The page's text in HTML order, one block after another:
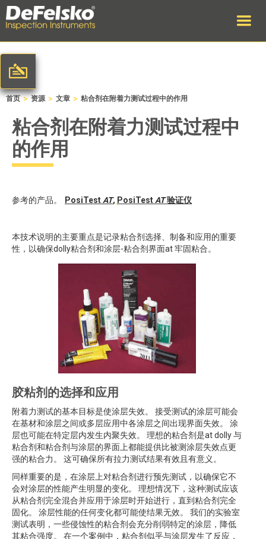
首页 > 资源 > 文章 > 粘合剂在附着力测试过程中的作用
粘合剂在附着力测试过程中
的作用
参考的产品。 PosiTest AT, PosiTest AT验证仪
本技术说明的主要重点是记录粘合剂选择、制备和应用的重要
性，以确保dolly粘合剂和涂层-粘合剂界面at 牢固粘合。
胶粘剂的选择和应用
附着力测试的基本目标是使涂层失效。 接受测试的涂层可能会
在基材和涂层之间或多层应用中各涂层之间出现界面失效。 涂
层也可能在特定层内发生内聚失效。 理想的粘合剂是at dolly 与
粘合剂和粘合剂与涂层的界面上都能提供比被测涂层失效点更
强的粘合力。 这可确保所有拉力测试结果有效且有意义。
同样重要的是，在涂层上对粘合剂进行预先测试，以确保它不
会对涂层的性能产生明显的变化。 理想情况下，这种测试应该
从粘合剂完全混合并应用于涂层时开始进行，直到粘合剂完全
固化。 涂层性能的任何变化都可能使结果无效。 我们的实验室
测试表明，一些侵蚀性的粘合剂会充分削弱特定的涂层，降低
其粘合强度。 在一个案例中，粘合剂似乎与涂层发生了反应，